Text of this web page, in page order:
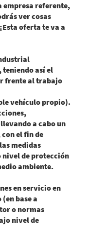
empresa referente,
ver cosas
oferta te va a
así el
frente al trabajo
vehículo propio).
a cabo un
el fin de
medidas
de protección
ambiente.
en servicio en
base a
o normas
nivel de